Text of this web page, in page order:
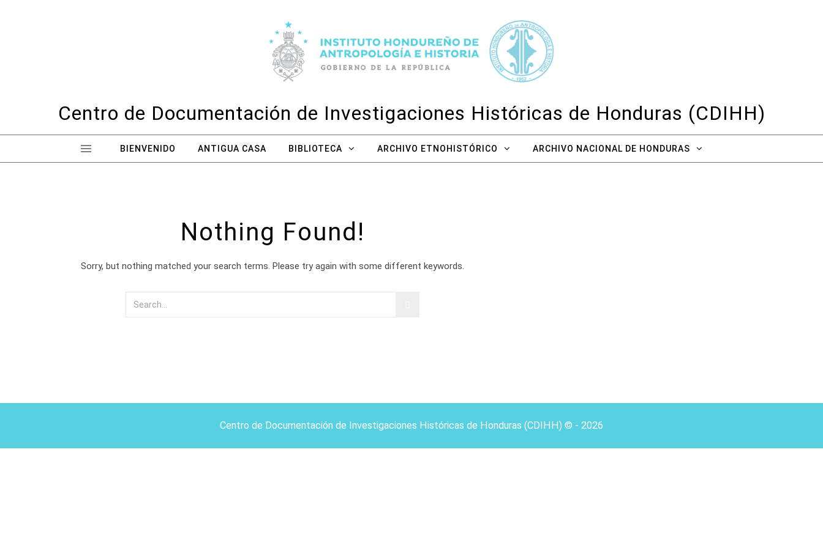
Centro de Documentación de Investigaciones Históricas de Honduras (CDIHH)
BIENVENIDO ANTIGUA CASA BIBLIOTECA ARCHIVO ETNOHISTÓRICO ARCHIVO NACIONAL DE HONDURAS
Nothing Found!
Sorry, but nothing matched your search terms. Please try again with some different keywords.
Centro de Documentación de Investigaciones Históricas de Honduras (CDIHH) © - 2026